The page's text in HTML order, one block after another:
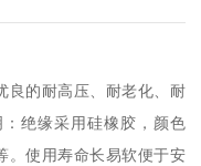
良的耐高压、耐老化、耐
绝缘采用硅橡胶，颜色
。使用寿命长易软便于安